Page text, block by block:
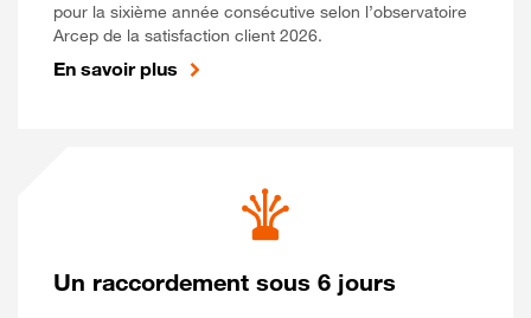
pour la sixième année consécutive selon l’observatoire
Arcep de la satisfaction client 2026.
En savoir plus
Un raccordement sous 6 jours